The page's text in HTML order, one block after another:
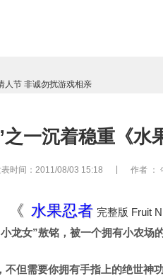
人节 非诚勿扰游戏相亲
一沉着稳重《水
表时间：2011/08/03 15:18 作者 ：
《 水果忍者 完整版 Fruit
龙女”敖铭，被一个拥有小农
不但需要你拥有手指上的绝世